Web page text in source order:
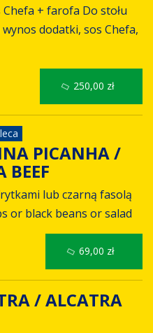
+ farofa Do stołu
dodatki, sos Chefa,
PICANHA /
BEEF
lub czarną fasolą
or black beans or salad
/ ALCATRA